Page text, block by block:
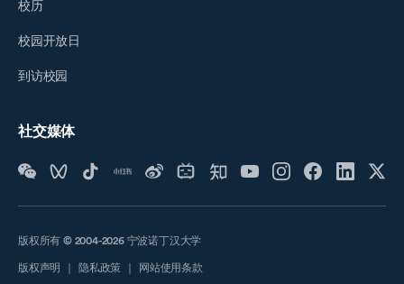
校历
校园开放日
到访校园
社交媒体
版权所有 © 2004-2026 宁波诺丁汉大学
版权声明 隐私政策 网站使用条款